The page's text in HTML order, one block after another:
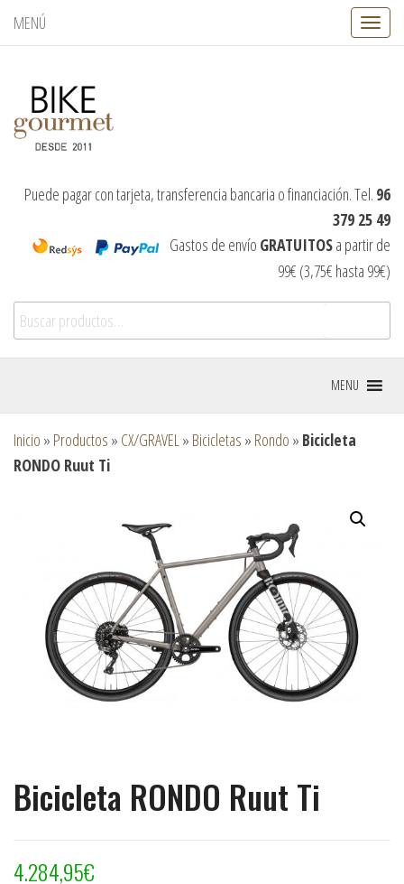
MENÚ
C
a
e
g
a
i
Puede pagar con tarjeta, transferencia bancaria o financiación. Tel. 96
379 25 49
Gastos de envío GRATUITOSa partir de
99€ (3,75€ hasta 99€)
MENU
Inicio » Productos » CX/GRAVEL » Bicicletas » Rondo » Bicicleta
RONDO Ruut Ti
Bicicleta RONDO Ruut Ti
4.284,95€